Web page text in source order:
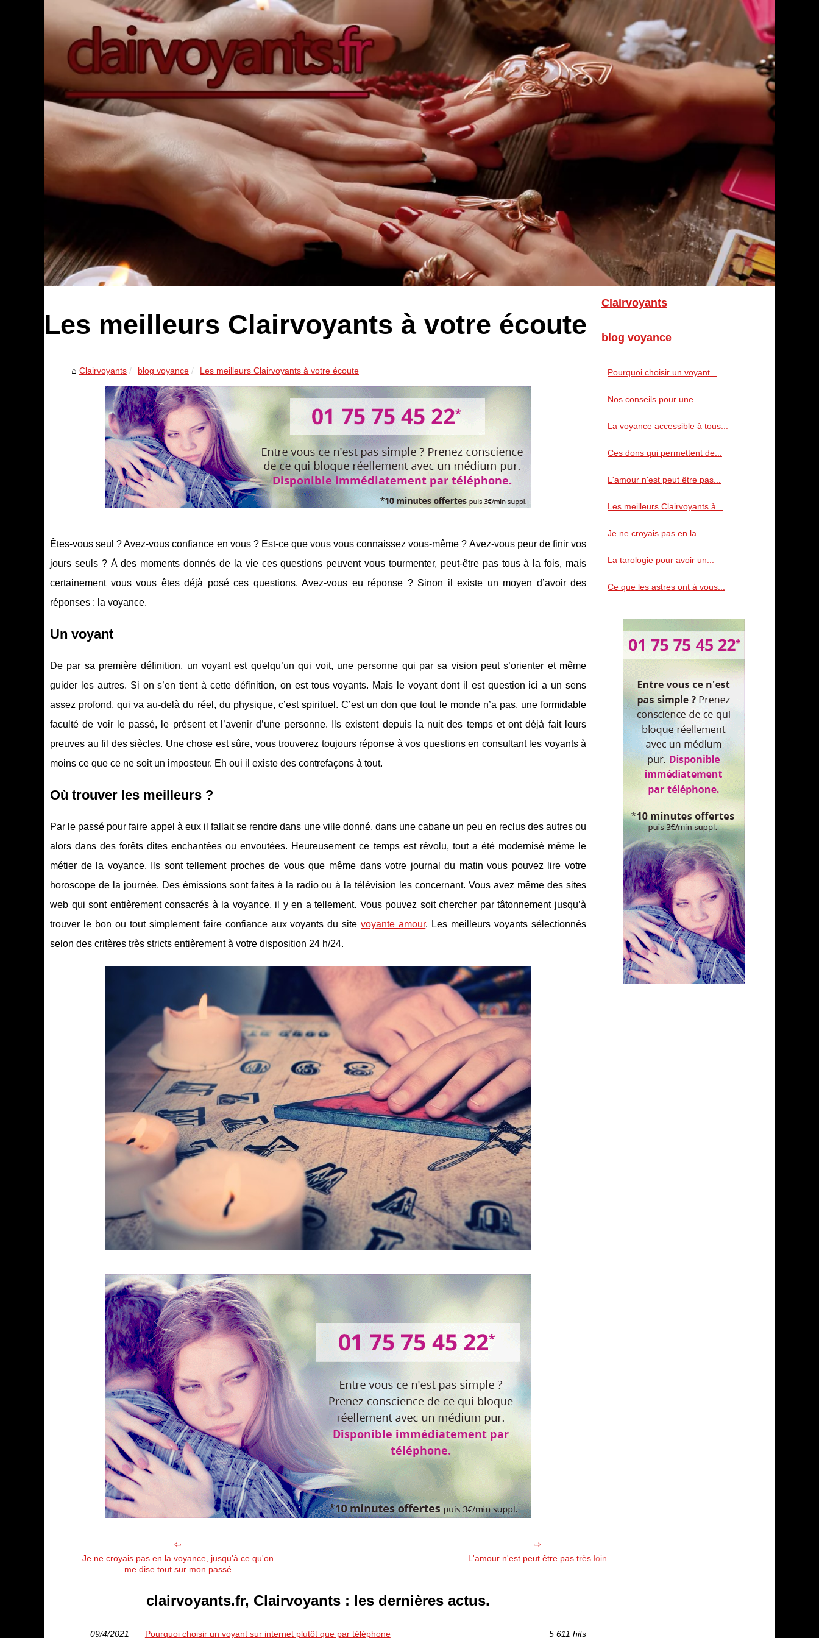
Les meilleurs Clairvoyants à votre écoute
Clairvoyants blog voyance Les meilleurs Clairvoyants à votre écoute
Êtes-vous seul ? Avez-vous confiance en vous ? Est-ce que vous vous connaissez vous-même ? Avez-vous peur de finir vos
jours seuls ? À des moments donnés de la vie ces questions peuvent vous tourmenter, peut-être pas tous à la fois, mais
certainement vous vous êtes déjà posé ces questions. Avez-vous eu réponse ? Sinon il existe un moyen d’avoir des
réponses : la voyance.
Un voyant
De par sa première définition, un voyant est quelqu’un qui voit, une personne qui par sa vision peut s’orienter et même
guider les autres. Si on s’en tient à cette définition, on est tous voyants. Mais le voyant dont il est question ici a un sens
assez profond, qui va au-delà du réel, du physique, c’est spirituel. C’est un don que tout le monde n’a pas, une formidable
faculté de voir le passé, le présent et l’avenir d’une personne. Ils existent depuis la nuit des temps et ont déjà fait leurs
preuves au fil des siècles. Une chose est sûre, vous trouverez toujours réponse à vos questions en consultant les voyants à
moins ce que ce ne soit un imposteur. Eh oui il existe des contrefaçons à tout.
Où trouver les meilleurs ?
Par le passé pour faire appel à eux il fallait se rendre dans une ville donné, dans une cabane un peu en reclus des autres ou
alors dans des forêts dites enchantées ou envoutées. Heureusement ce temps est révolu, tout a été modernisé même le
métier de la voyance. Ils sont tellement proches de vous que même dans votre journal du matin vous pouvez lire votre
horoscope de la journée. Des émissions sont faites à la radio ou à la télévision les concernant. Vous avez même des sites
web qui sont entièrement consacrés à la voyance, il y en a tellement. Vous pouvez soit chercher par tâtonnement jusqu’à
trouver le bon ou tout simplement faire confiance aux voyants du sitevoyante amour. Les meilleurs voyants sélectionnés
selon des critères très stricts entièrement à votre disposition 24 h/24.
Je ne croyais pas en la voyance, jusqu'à ce qu'on
me dise tout sur mon passé
L'amour n'est peut être pas très loin
clairvoyants.fr, Clairvoyants : les dernières actus.
09/4/2021 Pourquoi choisir un voyant sur internet plutôt que par téléphone 5 611 hits
Clairvoyants
blog voyance
Pourquoi choisir un voyant...
Nos conseils pour une...
La voyance accessible à tous...
Ces dons qui permettent de...
L'amour n'est peut être pas...
Les meilleurs Clairvoyants à...
Je ne croyais pas en la...
La tarologie pour avoir un...
Ce que les astres ont à vous...